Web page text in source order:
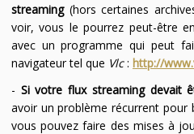
streaming(hors certaines
voir, vous le pourrez peut-être
avec un programme qui peut
navigateur tel que Vlc: http://
- Si votre flux streaming devait
avoir un problème récurrent pour
vous pouvez faire des mises à